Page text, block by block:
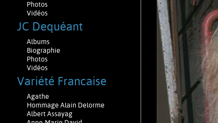
Photos
Vidéos
JC Dequéant
Albums
Biographie
Photos
Vidéos
Variété Francaise
Agathe
Hommage Alain Delorme
Albert Assayag